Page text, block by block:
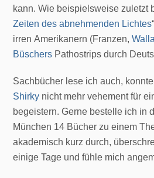
kann. Wie beispielsweise zuletzt
Zeiten des abnehmenden Lichtes
irren Amerikanern (Franzen,
Büschers Pathostrips durch
Sachbücher lese ich auch,
Shirky nicht mehr vehement für
begeistern. Gerne bestelle ich in
München 14 Bücher zu einem
akademisch kurz durch,
einige Tage und fühle mich